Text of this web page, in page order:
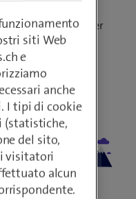
e un
al software per
livelli possibili di
siti Web
e
anche
I tipi di cookie
(statistiche,
del sito,
visitatori
alcun